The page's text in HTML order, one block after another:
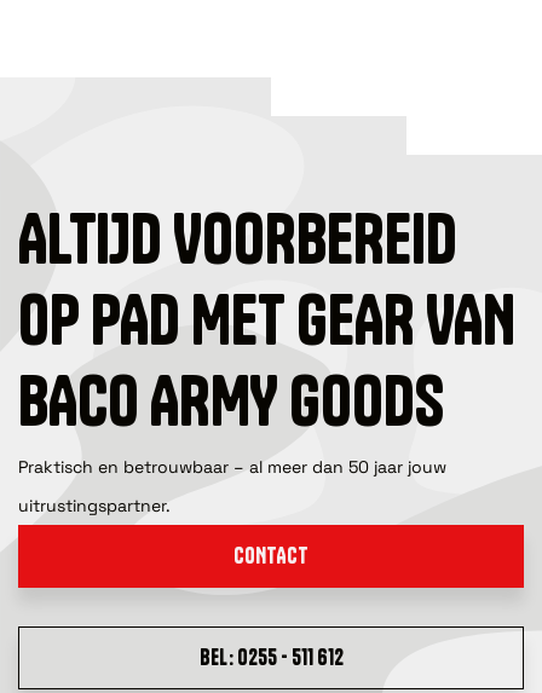
ALTIJD VOORBEREID
OP PAD MET GEAR VAN
BACO ARMY GOODS
Praktisch en betrouwbaar – al meer dan 50 jaar jouw
uitrustingspartner.
CONTACT
BEL: 0255 - 511 612